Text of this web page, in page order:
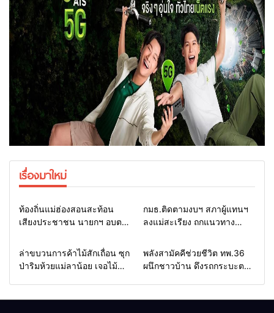
เรื่องมาใหม่
Home รอบรั้วทั่วไทย
ท้องถิ่นแม่ฮ่องสอนสะท้อน
เสียงประชาชน นายกฯ อบต.-
สภาฯ ขอหนุนงบพัฒนาถนน
แหล่งน้ำ และท่องเที่ยว
Home รอบรั้วทั่วไทย
กมธ.ติดตามงบฯ สภาผู้แทนฯ
ลงแม่สะเรียง ถกแนวทาง
พื้นที่ หนุนท่องเที่ยว 3 อำเภอ
ชายแดน
Home รอบรั้วทั่วไทย
ล่าขบวนการค้าไม้สักเถื่อน ซุก
ป่าริมห้วยแม่ลาน้อย เจอไม้
Home แวดวงทหาร
พลังสามัคคีช่วยชีวิต ทพ.36
ผนึกชาวบ้าน ดึงรถกระบะตก